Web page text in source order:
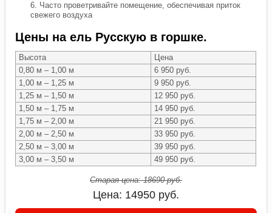
Часто проветривайте помещение, обеспечивая приток
свежего воздуха
Цены на ель Русскую в горшке.
Высота
Цена
0,80 м – 1,00 м
6 950 руб.
1,00 м – 1,25 м
9 950 руб.
1,25 м – 1,50 м
12 950 руб.
1,50 м – 1,75 м
14 950 руб.
1,75 м – 2,00 м
21 950 руб.
2,00 м – 2,50 м
33 950 руб.
2,50 м – 3,00 м
39 950 руб.
3,00 м – 3,50 м
49 950 руб.
Старая цена:18690руб.
Цена: 14950 руб.